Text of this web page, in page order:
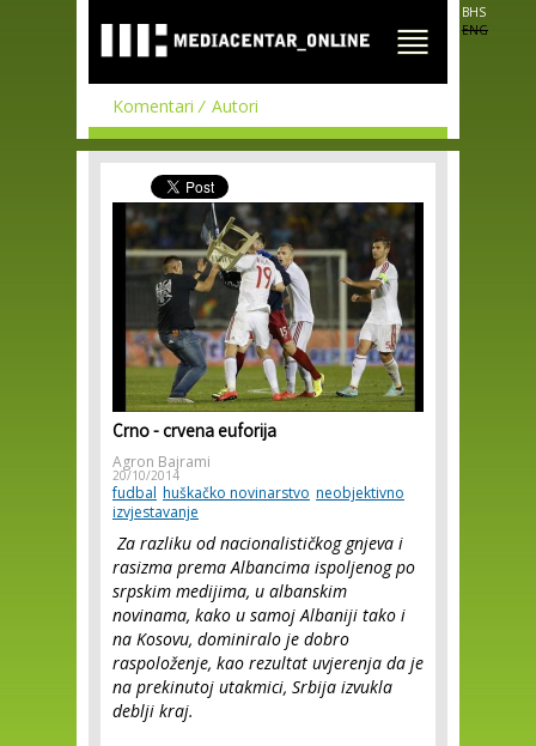
main
content
BHS
ENG
Komentari Autori
Crno - crvena euforija
Agron Bajrami
20/10/2014
fudbal huškačko novinarstvo neobjektivno
izvjestavanje
Za razliku od nacionalističkog gnjeva i
rasizma prema Albancima ispoljenog po
srpskim medijima, u albanskim
novinama, kako u samoj Albaniji tako i
na Kosovu, dominiralo je dobro
raspoloženje, kao rezultat uvjerenja da je
na prekinutoj utakmici, Srbija izvukla
deblji kraj.